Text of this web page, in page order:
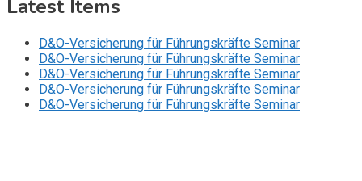
Latest Items
D&O-Versicherung für Führungskräfte Seminar
D&O-Versicherung für Führungskräfte Seminar
D&O-Versicherung für Führungskräfte Seminar
D&O-Versicherung für Führungskräfte Seminar
D&O-Versicherung für Führungskräfte Seminar